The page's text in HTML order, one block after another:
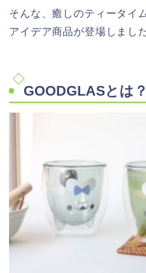
そんな、癒しのティータイ
アイデア商品が登場しまし
GOODGLASとは？